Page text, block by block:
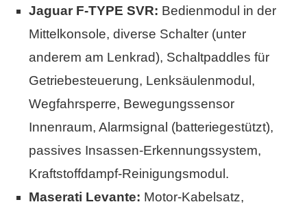
Jaguar F-TYPE SVR: Bedienmodul in der
Mittelkonsole, diverse Schalter (unter
anderem am Lenkrad), Schaltpaddles für
Getriebesteuerung, Lenksäulenmodul,
Wegfahrsperre, Bewegungssensor
Innenraum, Alarmsignal (batteriegestützt),
passives Insassen-Erkennungssystem,
Kraftstoffdampf-Reinigungsmodul.
Maserati Levante: Motor-Kabelsatz,